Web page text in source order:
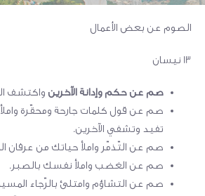
الصوم عن بعض الأعمال
13 نيسان
صم عن حكم وإدانة الآخرين واكتشف
صم عن قول كلمات جارحة ومحقّرة
تفيد وتشفي الآخرين.
صم عن التّذمّر واملأ حياتك من عرفان
صم عن الغضب واملأ نفسك بالصبر.
صم عن التشاؤم وامتلئ بالرّجاء